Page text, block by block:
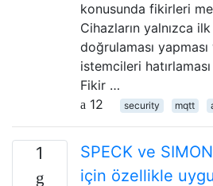
konusunda fikirleri
Cihazların yalnızca
doğrulaması
istemcileri
Fikir …
12
security mqtt
1
SPECK ve
için özellikle